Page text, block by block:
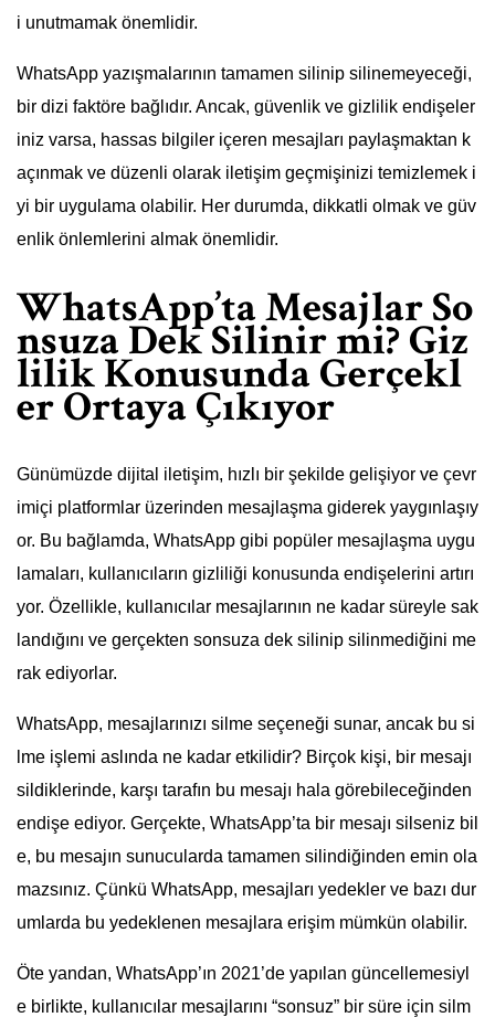
i unutmamak önemlidir.
WhatsApp yazışmalarının tamamen silinip silinemeyeceği,
bir dizi faktöre bağlıdır. Ancak, güvenlik ve gizlilik endişeler
iniz varsa, hassas bilgiler içeren mesajları paylaşmaktan k
açınmak ve düzenli olarak iletişim geçmişinizi temizlemek i
yi bir uygulama olabilir. Her durumda, dikkatli olmak ve güv
enlik önlemlerini almak önemlidir.
WhatsApp’ta Mesajlar So
nsuza Dek Silinir mi? Giz
lilik Konusunda Gerçekl
er Ortaya Çıkıyor
Günümüzde dijital iletişim, hızlı bir şekilde gelişiyor ve çevr
imiçi platformlar üzerinden mesajlaşma giderek yaygınlaşıy
or. Bu bağlamda, WhatsApp gibi popüler mesajlaşma uygu
lamaları, kullanıcıların gizliliği konusunda endişelerini artırı
yor. Özellikle, kullanıcılar mesajlarının ne kadar süreyle sak
landığını ve gerçekten sonsuza dek silinip silinmediğini me
rak ediyorlar.
WhatsApp, mesajlarınızı silme seçeneği sunar, ancak bu si
lme işlemi aslında ne kadar etkilidir? Birçok kişi, bir mesajı
sildiklerinde, karşı tarafın bu mesajı hala görebileceğinden
endişe ediyor. Gerçekte, WhatsApp’ta bir mesajı silseniz bil
e, bu mesajın sunucularda tamamen silindiğinden emin ola
mazsınız. Çünkü WhatsApp, mesajları yedekler ve bazı dur
umlarda bu yedeklenen mesajlara erişim mümkün olabilir.
Öte yandan, WhatsApp’ın 2021’de yapılan güncellemesiyl
e birlikte, kullanıcılar mesajlarını “sonsuz” bir süre için silm